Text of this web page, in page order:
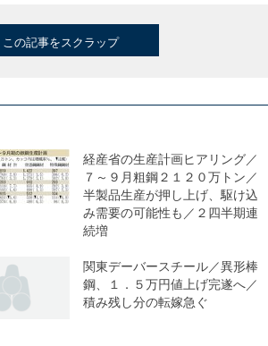
この記事をスクラップ
経産省の生産計画ヒアリング／
７～９月粗鋼２１２０万トン／
半製品生産が押し上げ、駆け込
み需要の可能性も／２四半期連
続増
関東デーバースチール／異形棒
鋼、１．５万円値上げ完遂へ／
積み残し分の転嫁急ぐ